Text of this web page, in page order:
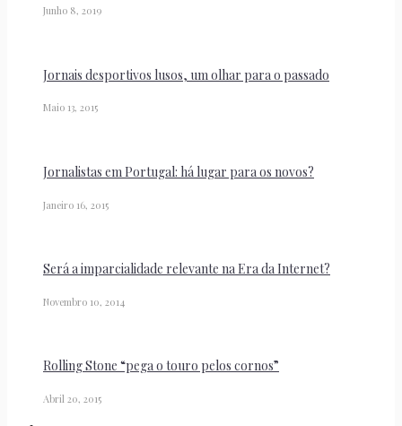
Junho 8, 2019
Jornais desportivos lusos, um olhar para o passado
Maio 13, 2015
Jornalistas em Portugal: há lugar para os novos?
Janeiro 16, 2015
Será a imparcialidade relevante na Era da Internet?
Novembro 10, 2014
Rolling Stone “pega o touro pelos cornos”
Abril 20, 2015